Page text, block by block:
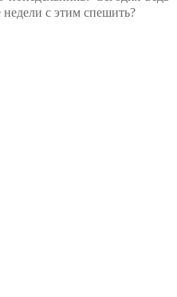
с этим спешить?